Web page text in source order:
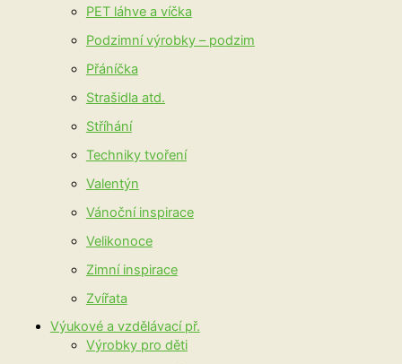
PET láhve a víčka
Podzimní výrobky – podzim
Přáníčka
Strašidla atd.
Stříhání
Techniky tvoření
Valentýn
Vánoční inspirace
Velikonoce
Zimní inspirace
Zvířata
Výukové a vzdělávací př.
Výrobky pro děti